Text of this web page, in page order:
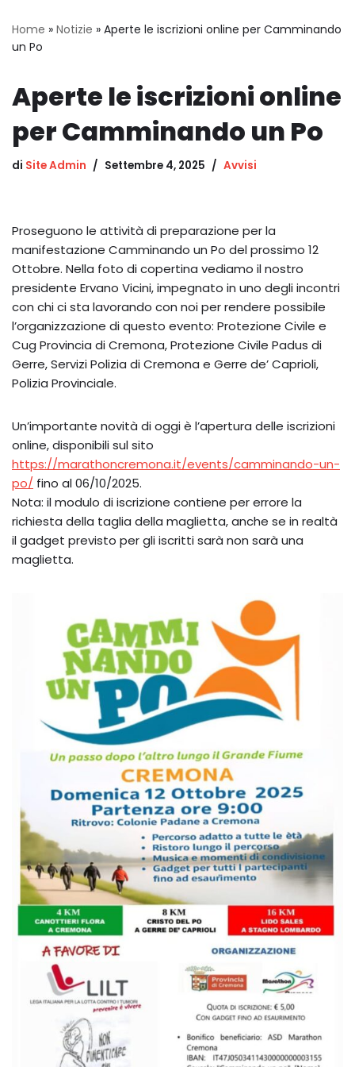
Home » Notizie » Aperte le iscrizioni online per Camminando
un Po
Aperte le iscrizioni online
per Camminando un Po
di Site Admin Settembre 4, 2025 Avvisi
Proseguono le attività di preparazione per la
manifestazione Camminando un Po del prossimo 12
Ottobre. Nella foto di copertina vediamo il nostro
presidente Ervano Vicini, impegnato in uno degli incontri
con chi ci sta lavorando con noi per rendere possibile
l’organizzazione di questo evento: Protezione Civile e
Cug Provincia di Cremona, Protezione Civile Padus di
Gerre, Servizi Polizia di Cremona e Gerre de’ Caprioli,
Polizia Provinciale.
Un’importante novità di oggi è l’apertura delle iscrizioni
online, disponibili sul sito
https://marathoncremona.it/events/camminando-un-
po/ fino al 06/10/2025.
Nota: il modulo di iscrizione contiene per errore la
richiesta della taglia della maglietta, anche se in realtà
il gadget previsto per gli iscritti sarà non sarà una
maglietta.